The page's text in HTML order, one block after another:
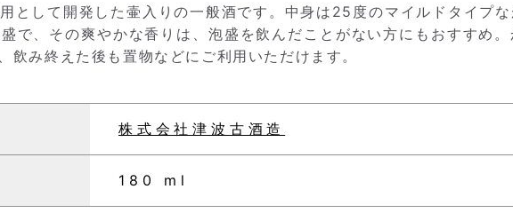
として開発した壷入りの一般酒です。中身は25度のマイルドタイプ
で、その爽やかな香りは、泡盛を飲んだことがない方にもおすすめ
飲み終えた後も置物などにご利用いただけます。
株式会社津波古酒造
180 ml